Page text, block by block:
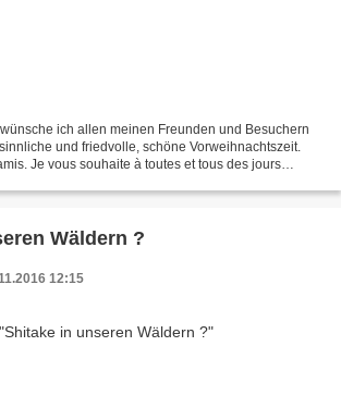
ich allen meinen Freunden und Besuchern
und friedvolle, schöne Vorweihnachtszeit.
Je vous souhaite à toutes et tous des jours
Wäldern ?
12:15